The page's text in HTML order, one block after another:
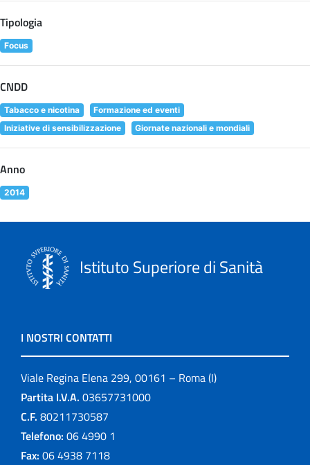
Tipologia
Focus
CNDD
Tabacco e nicotina
Formazione ed eventi
Iniziative di sensibilizzazione
Giornate nazionali e mondiali
Anno
2014
Istituto Superiore di Sanità
I NOSTRI CONTATTI
Viale Regina Elena 299, 00161 – Roma (I)
Partita I.V.A. 03657731000
C.F. 80211730587
Telefono: 06 4990 1
Fax: 06 4938 7118